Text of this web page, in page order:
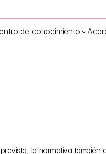
de conocimiento
la normativa también